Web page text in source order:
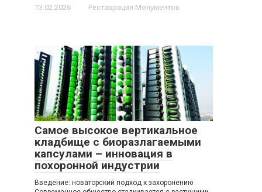
13.02.2026 Реставрация Монументов
Самое высокое вертикальное
кладбище с биоразлагаемыми
капсулами – инновация в
похоронной индустрии
Введение: новаторский подход к захоронению